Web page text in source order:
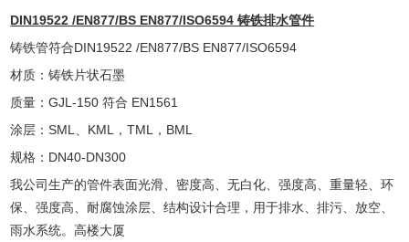
DIN19522 /EN877/BS EN877/ISO6594 铸铁排水管件
铸铁管符合DIN19522 /EN877/BS EN877/ISO6594
材质：铸铁片状石墨
质量：GJL-150 符合 EN1561
涂层：SML、KML，TML，BML
规格：DN40-DN300
我公司生产的管件表面光滑、密度高、无白化、强度高、重量轻、环
保、强度高、耐腐蚀涂层、结构设计合理，用于排水、排污、放空、
雨水系统。高楼大厦